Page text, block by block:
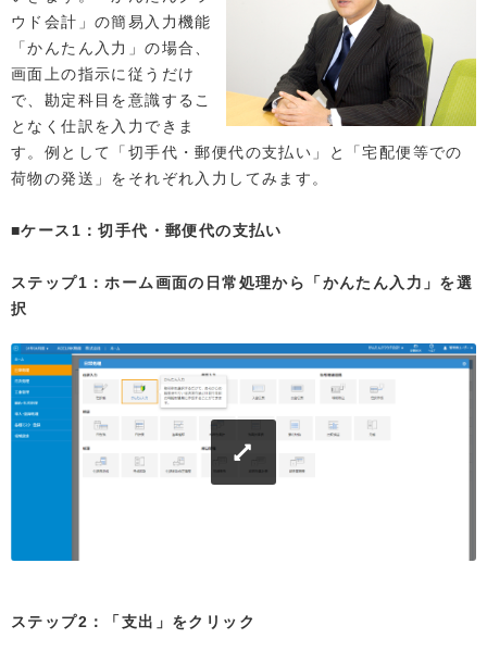
ウド会計」の簡易入力機能
「かんたん入力」の場合、
画面上の指示に従うだけ
で、勘定科目を意識するこ
となく仕訳を入力できま
す。例として「切手代・郵便代の支払い」と「宅配便等での
荷物の発送」をそれぞれ入力してみます。
■ケース1：切手代・郵便代の支払い
ステップ1：ホーム画面の日常処理から「かんたん入力」を選
択
ステップ2：「支出」をクリック